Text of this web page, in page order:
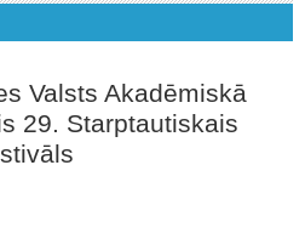
Valsts Akadēmiskā
29. Starptautiskais